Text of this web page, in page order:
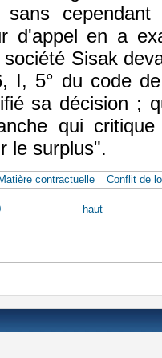
d'appel en a
Sisak
I, 5° du code
sa décision ;
qui
le surplus".
Matière contractuelle Conflit de
haut